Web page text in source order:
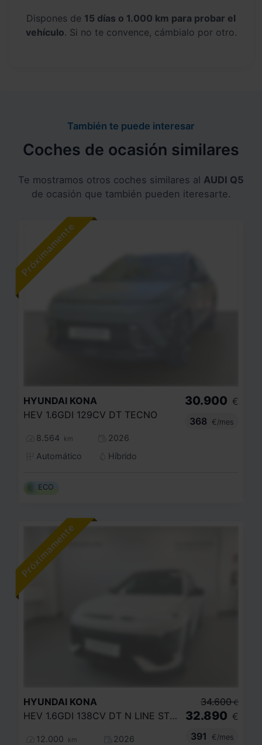
Dispones de 15 días o 1.000 km para probar el
vehículo. Si no te convence, cámbialo por otro.
También te puede interesar
Coches de ocasión similares
Te mostramos otros coches similares al AUDI Q5
de ocasión que también pueden iteresarte.
HYUNDAI KONA
HEV 1.6GDI 129CV DT TECNO
8.564 km
2026
Automático
Híbrido
30.900 €
368
€/mes
ECO
HYUNDAI KONA
HEV 1.6GDI 138CV DT N LINE STYLE
12.000 km
2026
34.600 €
32.890 €
391
€/mes